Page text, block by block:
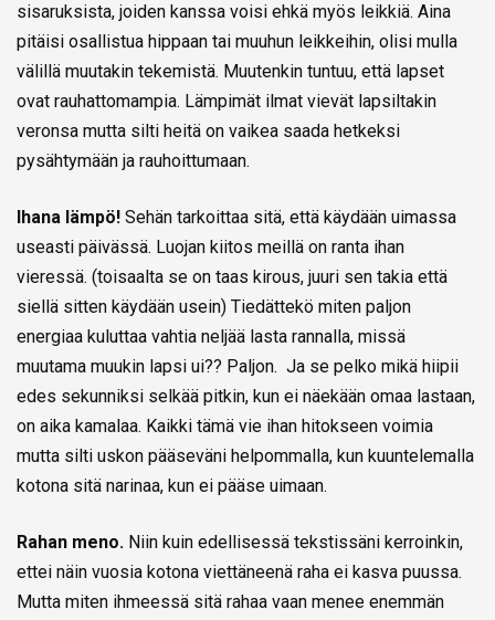
sisaruksista, joiden kanssa voisi ehkä myös leikkiä. Aina
pitäisi osallistua hippaan tai muuhun leikkeihin, olisi mulla
välillä muutakin tekemistä. Muutenkin tuntuu, että lapset
ovat rauhattomampia. Lämpimät ilmat vievät lapsiltakin
veronsa mutta silti heitä on vaikea saada hetkeksi
pysähtymään ja rauhoittumaan.
Ihana lämpö! Sehän tarkoittaa sitä, että käydään uimassa
useasti päivässä. Luojan kiitos meillä on ranta ihan
vieressä. (toisaalta se on taas kirous, juuri sen takia että
siellä sitten käydään usein) Tiedättekö miten paljon
energiaa kuluttaa vahtia neljää lasta rannalla, missä
muutama muukin lapsi ui?? Paljon. Ja se pelko mikä hiipii
edes sekunniksi selkää pitkin, kun ei näekään omaa lastaan,
on aika kamalaa. Kaikki tämä vie ihan hitokseen voimia
mutta silti uskon pääseväni helpommalla, kun kuuntelemalla
kotona sitä narinaa, kun ei pääse uimaan.
Rahan meno. Niin kuin edellisessä tekstissäni kerroinkin,
ettei näin vuosia kotona viettäneenä raha ei kasva puussa.
Mutta miten ihmeessä sitä rahaa vaan menee enemmän